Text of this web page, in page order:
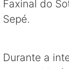
Faxinal do
Sepé.
Durante a